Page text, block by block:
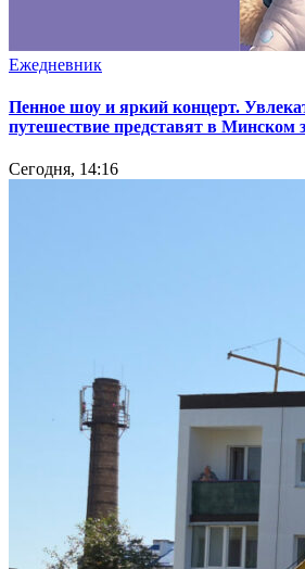
Ежедневник
Пенное шоу и яркий концерт.
путешествие представят в Минском
Сегодня, 14:16